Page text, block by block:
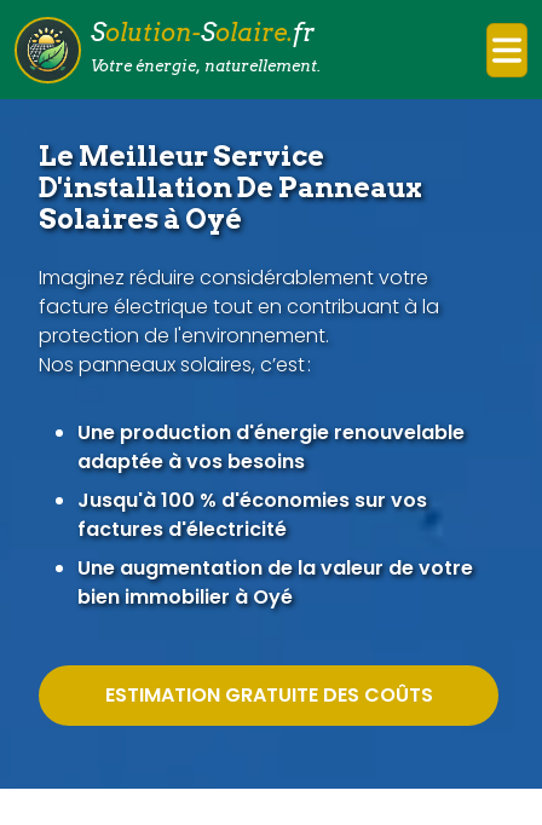
Solution-Solaire.fr
Votre énergie, naturellement.
Le Meilleur Service
D'installation De Panneaux
Solaires à Oyé
Imaginez réduire considérablement votre
facture électrique tout en contribuant à la
protection de l'environnement.
Nos panneaux solaires, c’est :
Une production d'énergie renouvelable
adaptée à vos besoins
Jusqu'à 100 % d'économies sur vos
factures d'électricité
Une augmentation de la valeur de votre
bien immobilier à Oyé
ESTIMATION GRATUITE DES COÛTS